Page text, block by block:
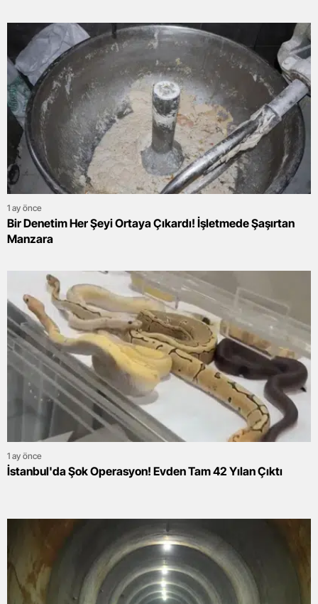
1 ay önce
Bir Denetim Her Şeyi Ortaya Çıkardı! İşletmede Şaşırtan
Manzara
1 ay önce
İstanbul'da Şok Operasyon! Evden Tam 42 Yılan Çıktı